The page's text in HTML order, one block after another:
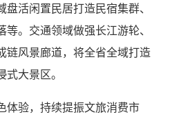
活闲置民居打造民宿集群、
。交通领域做强长江游轮、
链风景廊道，将全省全域打造
大景区。
体验，持续提振文旅消费市